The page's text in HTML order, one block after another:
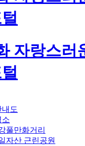
내도
소
풀만화거리
자산 근린공원